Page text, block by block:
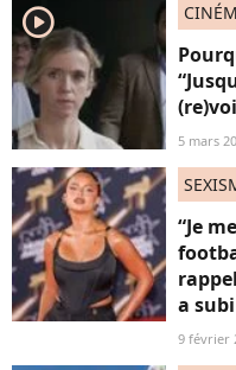
player2
5 mars
“Je
a
9 février